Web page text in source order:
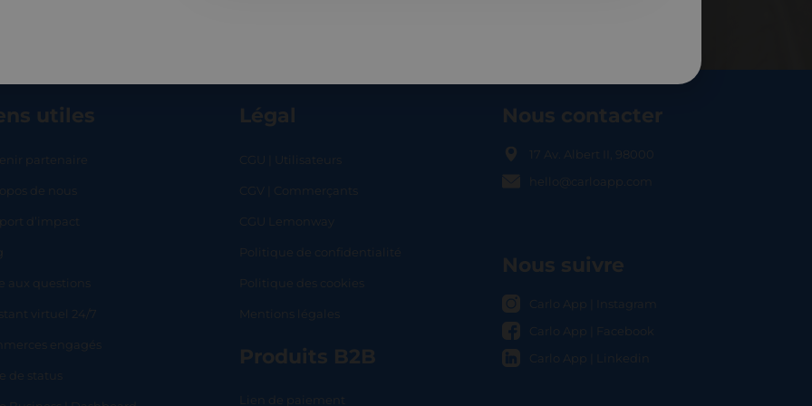
utiles
partenaire
de nous
d’impact
aux questions
virtuel 24/7
engagés
de status
Légal
CGU | Utilisateurs
CGV | Commerçants
CGU Lemonway
Politique de confidentialité
Politique des cookies
Mentions légales
Produits B2B
Lien de paiement
Nous contacter
17 Av. Albert II, 98000
hello@carloapp.com
Nous suivre
Carlo App | Instagram
Carlo App | Facebook
Carlo App | Linkedin
SHOPLOCAL